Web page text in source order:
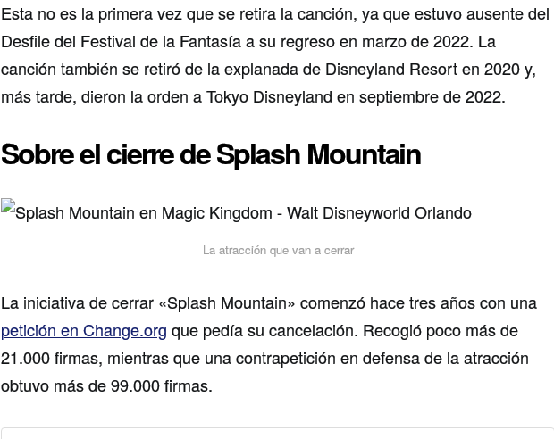
Esta no es la primera vez que se retira la canción, ya que estuvo ausente del
Desfile del Festival de la Fantasía a su regreso en marzo de 2022. La
canción también se retiró de la explanada de Disneyland Resort en 2020 y,
más tarde, dieron la orden a Tokyo Disneyland en septiembre de 2022.
Sobre el cierre de Splash Mountain
La atracción que van a cerrar
La iniciativa de cerrar «Splash Mountain» comenzó hace tres años con una
petición en Change.org que pedía su cancelación. Recogió poco más de
21.000 firmas, mientras que una contrapetición en defensa de la atracción
obtuvo más de 99.000 firmas.